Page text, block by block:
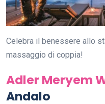
Celebra il benessere allo
massaggio di coppia!
Adler Meryem
Andalo